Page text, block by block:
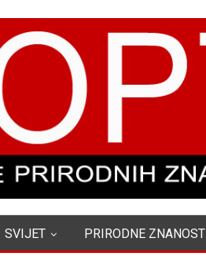
SVIJET PRIRODNE ZNANOSTI